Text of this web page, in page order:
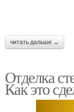
читать дальше →
Отделка
Как это